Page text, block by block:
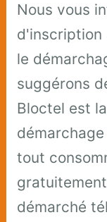
Nous vous
d'inscription
le
suggérons
Bloctel est
tout
démarché